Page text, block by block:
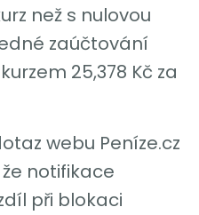
než s nulovou
zaúčtování
25,378 Kč za
webu Peníze.cz
notifikace
při blokaci